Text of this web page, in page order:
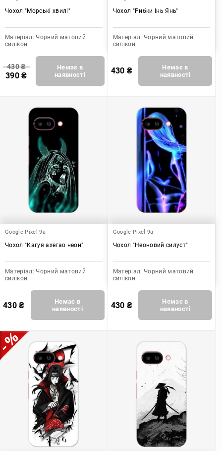
Чохол "Морські хвилі"
Матеріал: Чорний матовий
силікон
430₴
390₴
Немає в
наявності
Чохол "Рибки Інь Янь"
Матеріал: Чорний матовий
силікон
430 ₴
Немає в
наявності
Google Pixel 9a
Чохол "Кагуя ахегао неон"
Матеріал: Чорний матовий
силікон
430₴
Немає в
наявності
Google Pixel 9a
Чохол "Неоновий силуєт"
Матеріал: Чорний матовий
силікон
430 ₴
Немає в
наявності